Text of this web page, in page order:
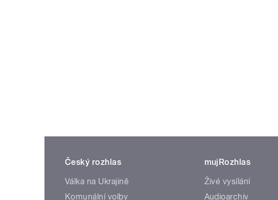
Český rozhlas
Válka na Ukrajině
Komunální volby
mujRozhlas
Živé vysílání
Audioarchiv